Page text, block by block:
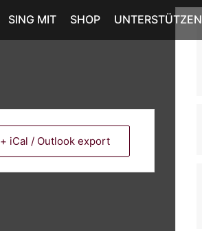
SING MIT SHOP UNTERSTÜTZEN
+ iCal / Outlook export